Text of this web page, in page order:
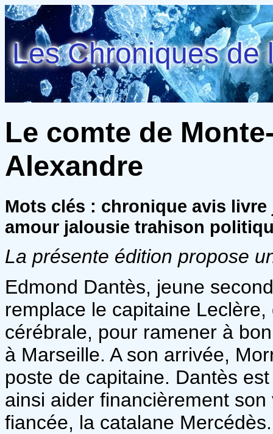
Les Chroniques de
Le comte de
Alexandre
Mots clés : chronique avis
amour jalousie trahison
La présente édition propose
Edmond Dantès, jeune
remplace le capitaine
cérébrale, pour ramener à
à Marseille. A son arrivée,
poste de capitaine. Dantès
ainsi aider financièrement
fiancée, la catalane Mercédès.